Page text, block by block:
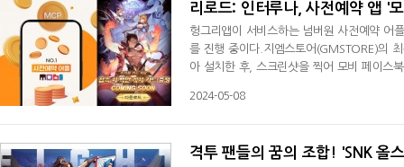
리로드: 인터루나, 사전예약 앱 '
헝그리앱이 서비스하는 넘버원 사전예약 어
를 진행 중이다.지엠스토어(GMSTORE)의
아 설치한 후, 스크린샷을 찍어 모비 페이스
모든 이용자들에게 100 MCP(모비코인 포
2024-05-08
격투 팬들의 꿈의 조합! 'SNK 올